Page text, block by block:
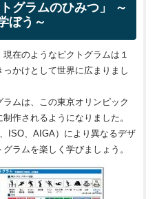
グラムのひみつ」 ～
ぼう～
在のようなピクトグラムは１
かけとして世界に広まりまし
ムは、この東京オリンピック
作されるようになりました。
ISO、AIGA）により異なるデザ
ラムを楽しく学びましょう。